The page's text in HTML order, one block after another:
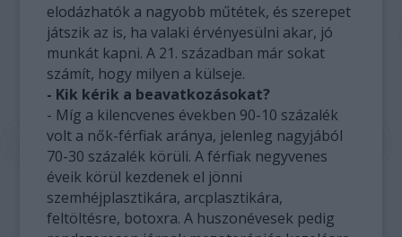
elodázhatók a nagyobb műtétek, és szerepet
játszik az is, ha valaki érvényesülni akar, jó
munkát kapni. A 21. században már sokat
számít, hogy milyen a külseje.
- Kik kérik a beavatkozásokat?
- Míg a kilencvenes években 90-10 százalék
volt a nők-férfiak aránya, jelenleg nagyjából
70-30 százalék körüli. A férfiak negyvenes
éveik körül kezdenek el jönni
szemhéjplasztikára, arcplasztikára,
feltöltésre, botoxra. A huszonévesek pedig